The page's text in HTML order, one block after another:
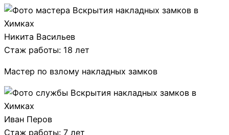
Никита Васильев
Стаж работы: 18 лет
Мастер по взлому накладных замков
Иван Перов
Стаж работы: 7 лет